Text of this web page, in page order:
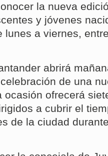
la nueva
y jóvenes
lunes a viernes,
abrirá
de una
ocasión ofrecerá
a cubrir el
de la ciudad